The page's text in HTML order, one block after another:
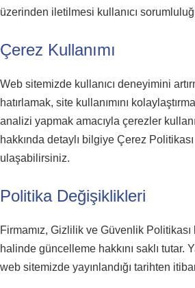
üzerinden iletilmesi kullanıcı
Çerez Kullanımı
Web sitemizde kullanıcı deneyimini
hatırlamak, site kullanımını
analizi yapmak amacıyla çerezler
hakkında detaylı bilgiye Çerez
ulaşabilirsiniz.
Politika Değişiklikleri
Firmamız, Gizlilik ve Güvenlik
halinde güncelleme hakkını saklı tutar.
web sitemizde yayınlandığı tarihten